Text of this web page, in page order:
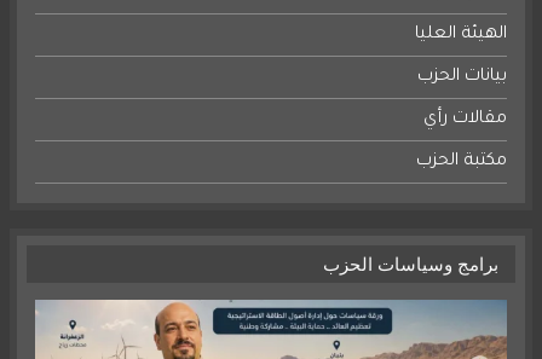
الهيئة العليا
بيانات الحزب
مقالات رأي
مكتبة الحزب
برامج وسياسات الحزب